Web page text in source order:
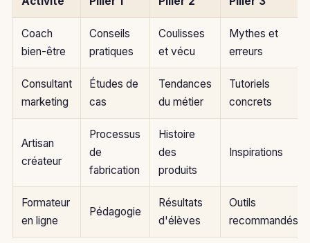
Coach
bien-être
Conseils
pratiques
Coulisses
et vécu
Mythes et
erreurs
Consultant
marketing
Études de
cas
Tendances
du métier
Tutoriels
concrets
Artisan
créateur
Processus
de
fabrication
Histoire
des
produits
Inspirations
Formateur
en ligne
Pédagogie
Résultats
d'élèves
Outils
recommandés